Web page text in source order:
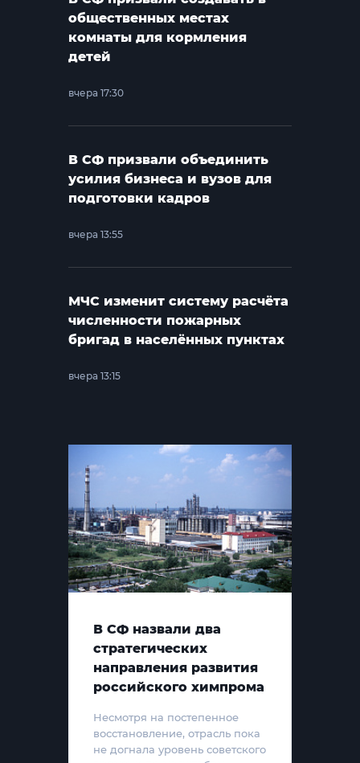
общественных местах
комнаты для кормления
детей
вчера 17:30
В СФ призвали объединить
усилия бизнеса и вузов для
подготовки кадров
вчера 13:55
МЧС изменит систему расчёта
численности пожарных
бригад в населённых пунктах
вчера 13:15
В СФ назвали два
стратегических
направления развития
российского химпрома
Несмотря на постепенное
восстановление, отрасль пока
не догнала уровень советского